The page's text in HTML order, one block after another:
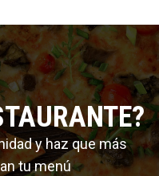
y haz que más
tu menú